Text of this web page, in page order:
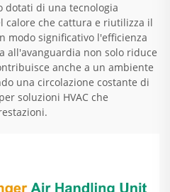
dotati di una tecnologia
calore che cattura e riutilizza il
modo significativo l'efficienza
all'avanguardia non solo riduce
anche a un ambiente
una circolazione costante di
soluzioni HVAC che